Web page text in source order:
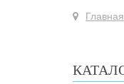
Главная